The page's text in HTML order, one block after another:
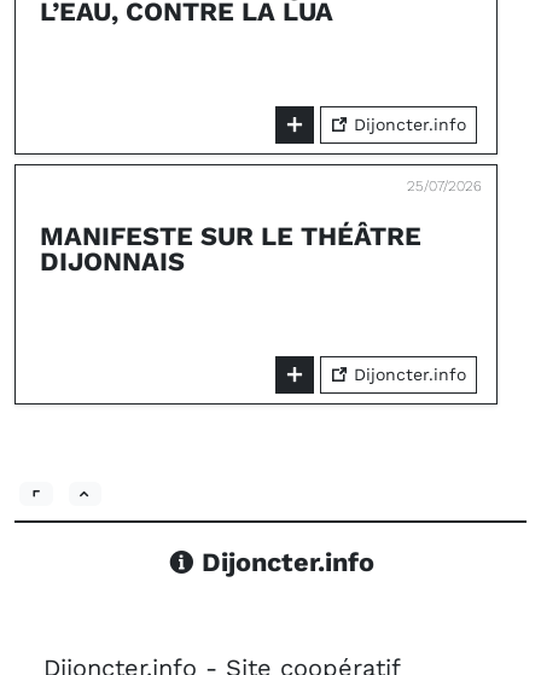
L’EAU, CONTRE LA LUA
Dijoncter.info
25/07/2026
MANIFESTE SUR LE THÉÂTRE
DIJONNAIS
Dijoncter.info
Dijoncter.info
Dijoncter.info - Site coopératif